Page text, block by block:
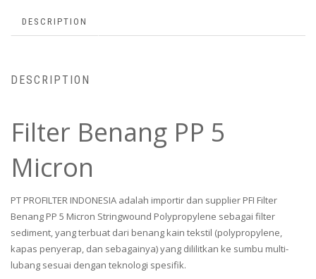
DESCRIPTION
DESCRIPTION
Filter Benang PP 5
Micron
PT PROFILTER INDONESIA adalah importir dan supplier PFI Filter
Benang PP 5 Micron Stringwound Polypropylene sebagai filter
sediment, yang terbuat dari benang kain tekstil (polypropylene,
kapas penyerap, dan sebagainya) yang dililitkan ke sumbu multi-
lubang sesuai dengan teknologi spesifik.